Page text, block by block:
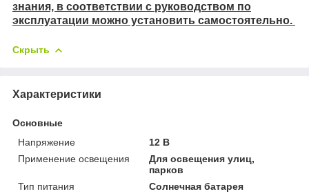
знания, в соответствии с руководством по
эксплуатации можно установить самостоятельно.
Скрыть
Характеристики
Основные
Напряжение
12 В
Применение освещения
Для освещения улиц,
парков
Тип питания
Солнечная батарея